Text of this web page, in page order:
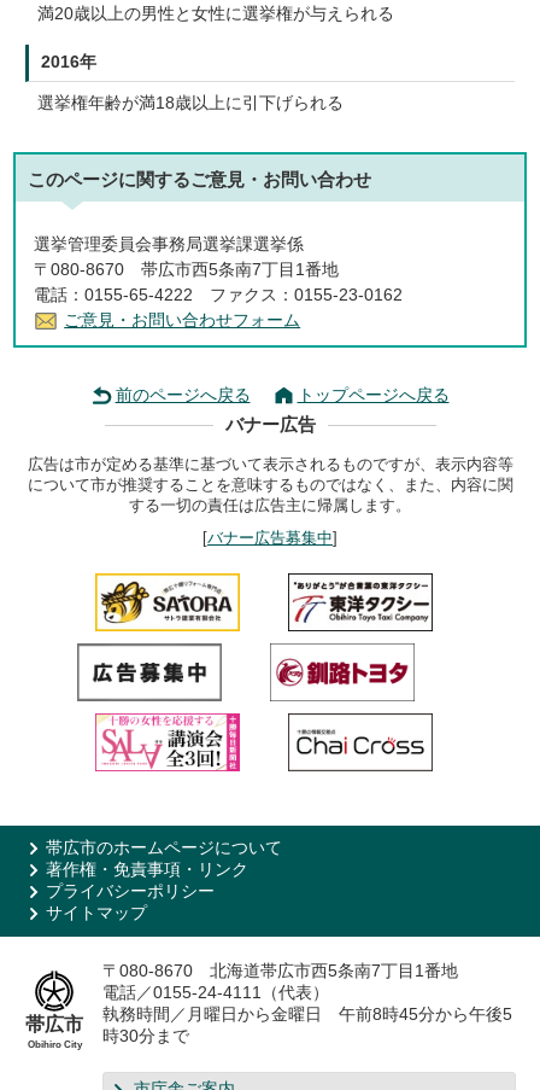
満20歳以上の男性と女性に選挙権が与えられる
2016年
選挙権年齢が満18歳以上に引下げられる
このページに関するご意見・お問い合わせ
選挙管理委員会事務局選挙課選挙係
〒080-8670 帯広市西5条南7丁目1番地
電話：0155-65-4222 ファクス：0155-23-0162
ご意見・お問い合わせフォーム
前のページへ戻る トップページへ戻る
バナー広告
広告は市が定める基準に基づいて表示されるものですが、表示内容等
について市が推奨することを意味するものではなく、また、内容に関
する一切の責任は広告主に帰属します。
[バナー広告募集中]
帯広市のホームページについて
著作権・免責事項・リンク
プライバシーポリシー
サイトマップ
帯広市
Obihiro City
〒080-8670 北海道帯広市西5条南7丁目1番地
電話／0155-24-4111（代表）
執務時間／月曜日から金曜日 午前8時45分から午後5
時30分まで